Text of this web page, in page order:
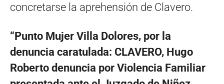
concretarse la aprehensión de Clavero.
“Punto Mujer Villa Dolores, por la
denuncia caratulada: CLAVERO, Hugo
Roberto denuncia por Violencia Familiar